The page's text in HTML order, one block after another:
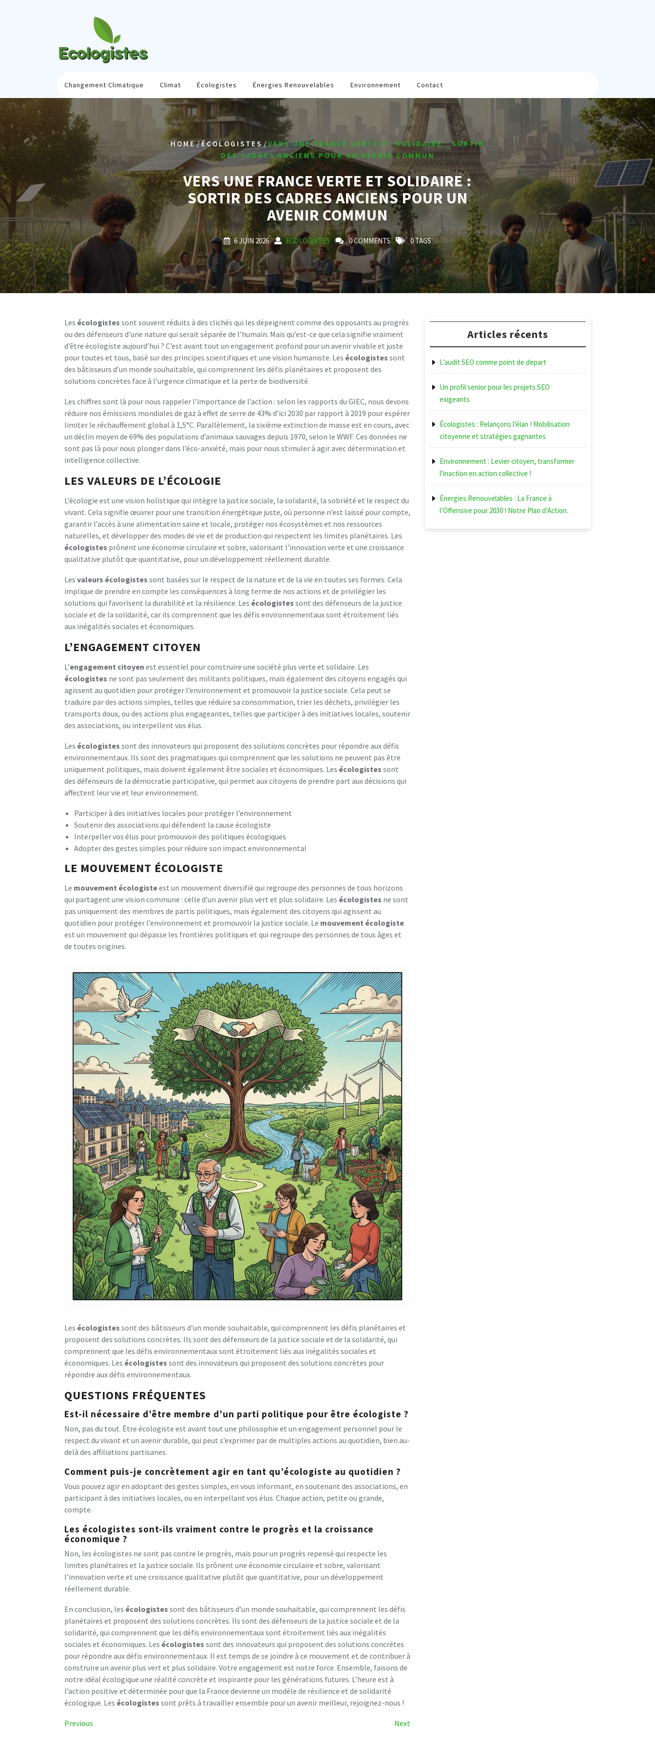
Changement Climatique Climat Écologistes Énergies Renouvelables Environnement Contact
HOME/ÉCOLOGISTES /VERS UNE FRANCE VERTE ET SOLIDAIRE : SORTIR
DES CADRES ANCIENS POUR UN AVENIR COMMUN
VERS UNE FRANCE VERTE ET SOLIDAIRE :
SORTIR DES CADRES ANCIENS POUR UN
AVENIR COMMUN
6 JUIN 2026 ECOLOGISTES 0 COMMENTS 0 TAGS
Les écologistes sont souvent réduits à des clichés qui les dépeignent comme des opposants au progrès
ou des défenseurs d’une nature qui serait séparée de l’humain. Mais qu’est-ce que cela signifie vraiment
d’être écologiste aujourd’hui ? C’est avant tout un engagement profond pour un avenir vivable et juste
pour toutes et tous, basé sur des principes scientifiques et une vision humaniste. Les écologistes sont
des bâtisseurs d’un monde souhaitable, qui comprennent les défis planétaires et proposent des
solutions concrètes face à l’urgence climatique et la perte de biodiversité.
Les chiffres sont là pour nous rappeler l’importance de l’action : selon les rapports du GIEC, nous devons
réduire nos émissions mondiales de gaz à effet de serre de 43% d’ici 2030 par rapport à 2019 pour espérer
limiter le réchauffement global à 1,5°C. Parallèlement, la sixième extinction de masse est en cours, avec
un déclin moyen de 69% des populations d’animaux sauvages depuis 1970, selon le WWF. Ces données ne
sont pas là pour nous plonger dans l’éco-anxiété, mais pour nous stimuler à agir avec détermination et
intelligence collective.
LES VALEURS DE L’ÉCOLOGIE
L’écologie est une vision holistique qui intègre la justice sociale, la solidarité, la sobriété et le respect du
vivant. Cela signifie œuvrer pour une transition énergétique juste, où personne n’est laissé pour compte,
garantir l’accès à une alimentation saine et locale, protéger nos écosystèmes et nos ressources
naturelles, et développer des modes de vie et de production qui respectent les limites planétaires. Les
écologistes prônent une économie circulaire et sobre, valorisant l’innovation verte et une croissance
qualitative plutôt que quantitative, pour un développement réellement durable.
Les valeurs écologistes sont basées sur le respect de la nature et de la vie en toutes ses formes. Cela
implique de prendre en compte les conséquences à long terme de nos actions et de privilégier les
solutions qui favorisent la durabilité et la résilience. Les écologistes sont des défenseurs de la justice
sociale et de la solidarité, car ils comprennent que les défis environnementaux sont étroitement liés
aux inégalités sociales et économiques.
L’ENGAGEMENT CITOYEN
L’engagement citoyen est essentiel pour construire une société plus verte et solidaire. Les
écologistes ne sont pas seulement des militants politiques, mais également des citoyens engagés qui
agissent au quotidien pour protéger l’environnement et promouvoir la justice sociale. Cela peut se
traduire par des actions simples, telles que réduire sa consommation, trier les déchets, privilégier les
transports doux, ou des actions plus engageantes, telles que participer à des initiatives locales, soutenir
des associations, ou interpellent vos élus.
Les écologistes sont des innovateurs qui proposent des solutions concrètes pour répondre aux défis
environnementaux. Ils sont des pragmatiques qui comprennent que les solutions ne peuvent pas être
uniquement politiques, mais doivent également être sociales et économiques. Les écologistes sont
des défenseurs de la démocratie participative, qui permet aux citoyens de prendre part aux décisions qui
affectent leur vie et leur environnement.
Participer à des initiatives locales pour protéger l’environnement
Soutenir des associations qui défendent la cause écologiste
Interpeller vos élus pour promouvoir des politiques écologiques
Adopter des gestes simples pour réduire son impact environnemental
LE MOUVEMENT ÉCOLOGISTE
Le mouvement écologisteest un mouvement diversifié qui regroupe des personnes de tous horizons
qui partagent une vision commune : celle d’un avenir plus vert et plus solidaire. Les écologistes ne sont
pas uniquement des membres de partis politiques, mais également des citoyens qui agissent au
quotidien pour protéger l’environnement et promouvoir la justice sociale. Le mouvement écologiste
est un mouvement qui dépasse les frontières politiques et qui regroupe des personnes de tous âges et
de toutes origines.
Les écologistes sont des bâtisseurs d’un monde souhaitable, qui comprennent les défis planétaires et
proposent des solutions concrètes. Ils sont des défenseurs de la justice sociale et de la solidarité, qui
comprennent que les défis environnementaux sont étroitement liés aux inégalités sociales et
économiques. Les écologistes sont des innovateurs qui proposent des solutions concrètes pour
répondre aux défis environnementaux.
QUESTIONS FRÉQUENTES
Est-il nécessaire d’être membre d’un parti politique pour être écologiste ?
Non, pas du tout. Être écologiste est avant tout une philosophie et un engagement personnel pour le
respect du vivant et un avenir durable, qui peut s’exprimer par de multiples actions au quotidien, bien au-
delà des affiliations partisanes.
Comment puis-je concrètement agir en tant qu’écologiste au quotidien ?
Vous pouvez agir en adoptant des gestes simples, en vous informant, en soutenant des associations, en
participant à des initiatives locales, ou en interpellant vos élus. Chaque action, petite ou grande,
compte.
Les écologistes sont-ils vraiment contre le progrès et la croissance
économique ?
Non, les écologistes ne sont pas contre le progrès, mais pour un progrès repensé qui respecte les
limites planétaires et la justice sociale. Ils prônent une économie circulaire et sobre, valorisant
l’innovation verte et une croissance qualitative plutôt que quantitative, pour un développement
réellement durable.
En conclusion, les écologistes sont des bâtisseurs d’un monde souhaitable, qui comprennent les défis
planétaires et proposent des solutions concrètes. Ils sont des défenseurs de la justice sociale et de la
solidarité, qui comprennent que les défis environnementaux sont étroitement liés aux inégalités
sociales et économiques. Les écologistes sont des innovateurs qui proposent des solutions concrètes
pour répondre aux défis environnementaux. Il est temps de se joindre à ce mouvement et de contribuer à
construire un avenir plus vert et plus solidaire. Votre engagement est notre force. Ensemble, faisons de
notre idéal écologique une réalité concrète et inspirante pour les générations futures. L’heure est à
l’action positive et déterminée pour que la France devienne un modèle de résilience et de solidarité
écologique. Les écologistes sont prêts à travailler ensemble pour un avenir meilleur, rejoignez-nous !
Navigation
Previous
Previous
Next
Next
Articles récents
L’audit SEO comme point de depart
Un profil senior pour les projets SEO
exigeants
Écologistes : Relançons l’élan ! Mobilisation
citoyenne et stratégies gagnantes
Environnement : Levier citoyen, transformer
l’inaction en action collective !
Énergies Renouvelables : La France à
l’Offensive pour 2030 ! Notre Plan d’Action.